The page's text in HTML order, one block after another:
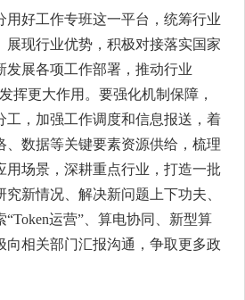
用好工作专班这一平台，统筹行业
展现行业优势，积极对接落实国家
发展各项工作部署，推动行业
挥更大作用。要强化机制保障，
工，加强工作调度和信息报送，着
、数据等关键要素资源供给，梳理
用场景，深耕重点行业，打造一批
新情况、解决新问题上下功夫、
运营”、算电协同、新型算
向相关部门汇报沟通，争取更多政